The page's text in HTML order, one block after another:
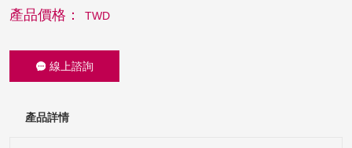
產品價格： TWD
線上諮詢
產品詳情